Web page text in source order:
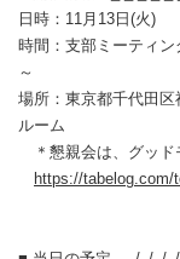
日時：11月13日(火)
時間：支部ミーティ
～
場所：東京都千代田
ルーム
＊懇親会は、グッド
https://tabelog.com/